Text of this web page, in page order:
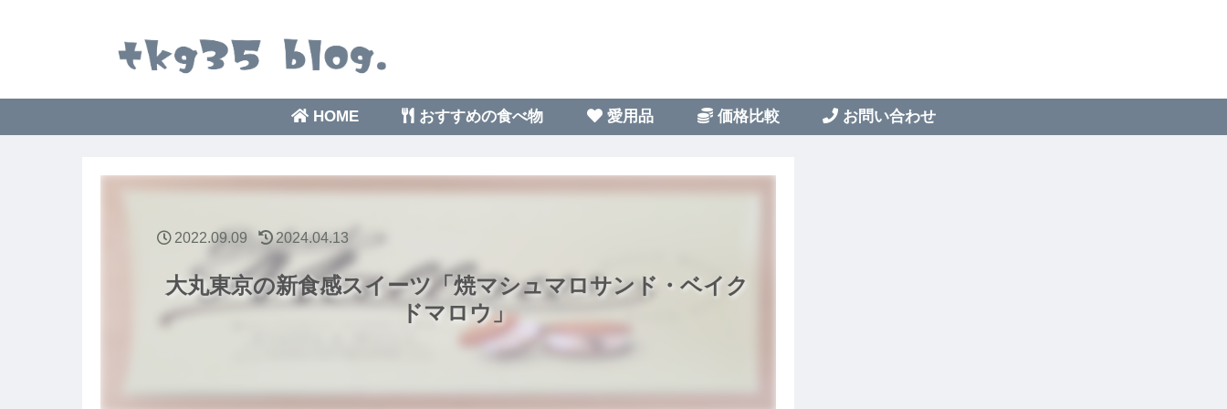
HOME おすすめの食べ物 愛用品 価格比較 お問い合わせ
大丸東京の新食感スイーツ「焼マシュマロサンド・ベイク
ドマロウ」
2022.09.09 2024.04.13